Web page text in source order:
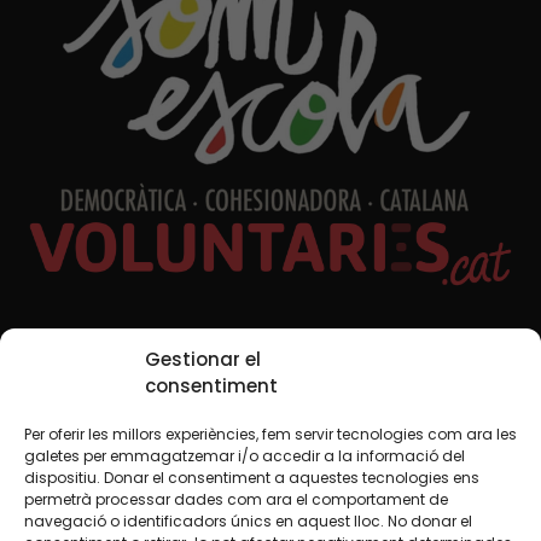
Gestionar el
consentiment
Per oferir les millors experiències, fem servir tecnologies com ara les
galetes per emmagatzemar i/o accedir a la informació del
dispositiu. Donar el consentiment a aquestes tecnologies ens
permetrà processar dades com ara el comportament de
navegació o identificadors únics en aquest lloc. No donar el
Xarxes Socials
TWT YTB IG FB IN